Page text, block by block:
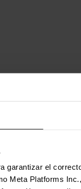
garantizar el
Meta Platforms